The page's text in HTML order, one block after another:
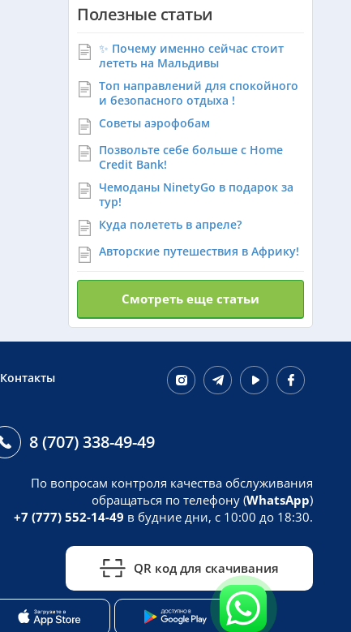
Израиль из Алматы
Оман из Алматы
Полезные статьи
✨ Почему именно сейчас стоит
лететь на Мальдивы
Топ направлений для спокойного
и безопасного отдыха !
Советы аэрофобам
Позвольте себе больше с Home
Credit Bank!
Чемоданы NinetyGo в подарок за
тур!
Куда полететь в апреле?
Авторские путешествия в Африку!
Смотреть еще статьи
Контакты
8 (707) 338-49-49
По вопросам контроля качества обслуживания
обращаться по телефону (WhatsApp)
+7 (777) 552-14-49 в будние дни, с 10:00 до 18:30.
QR код для скачивания